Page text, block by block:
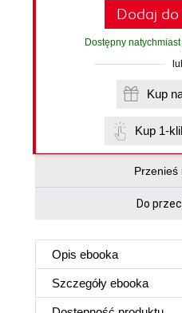
Dodaj
Dostępny
Kup 1-
Przenieś
Do
Opis ebooka
Szczegóły ebooka